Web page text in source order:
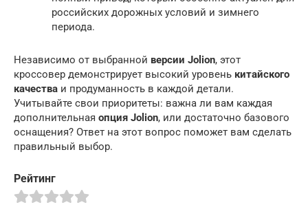
российских дорожных условий и зимнего
периода.
Независимо от выбранной версии Jolion, этот
кроссовер демонстрирует высокий уровень китайского
качества и продуманность в каждой детали.
Учитывайте свои приоритеты: важна ли вам каждая
дополнительная опция Jolion, или достаточно базового
оснащения? Ответ на этот вопрос поможет вам сделать
правильный выбор.
Рейтинг